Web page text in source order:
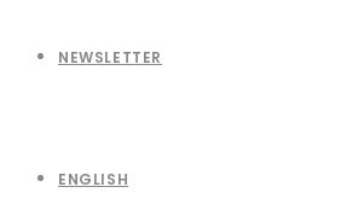
NEWSLETTER
ENGLISH